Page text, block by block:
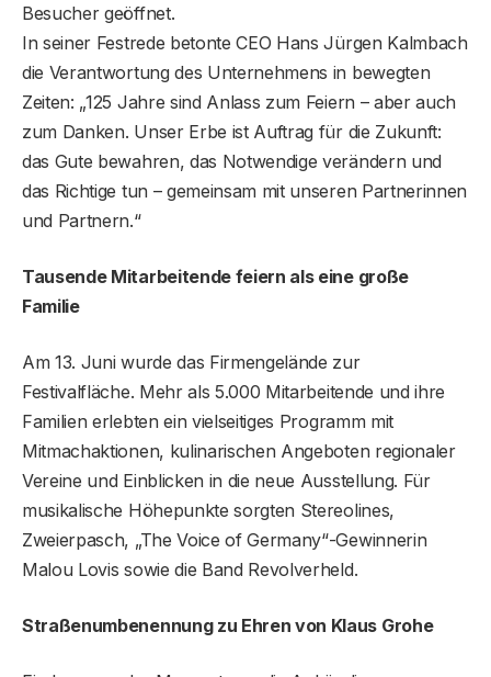
Besucher geöffnet.
In seiner Festrede betonte CEO Hans Jürgen Kalmbach
die Verantwortung des Unternehmens in bewegten
Zeiten: „125 Jahre sind Anlass zum Feiern – aber auch
zum Danken. Unser Erbe ist Auftrag für die Zukunft:
das Gute bewahren, das Notwendige verändern und
das Richtige tun – gemeinsam mit unseren Partnerinnen
und Partnern.“
Tausende Mitarbeitende feiern als eine große
Familie
Am 13. Juni wurde das Firmengelände zur
Festivalfläche. Mehr als 5.000 Mitarbeitende und ihre
Familien erlebten ein vielseitiges Programm mit
Mitmachaktionen, kulinarischen Angeboten regionaler
Vereine und Einblicken in die neue Ausstellung. Für
musikalische Höhepunkte sorgten Stereolines,
Zweierpasch, „The Voice of Germany“-Gewinnerin
Malou Lovis sowie die Band Revolverheld.
Straßenumbenennung zu Ehren von Klaus Grohe